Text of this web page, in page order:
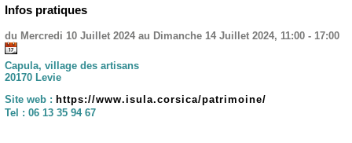
Infos pratiques
du Mercredi 10 Juillet 2024 au Dimanche 14 Juillet 2024, 11:00 - 17:00
Capula, village des artisans
20170 Levie
Site web : https://www.isula.corsica/patrimoine/
Tel : 06 13 35 94 67